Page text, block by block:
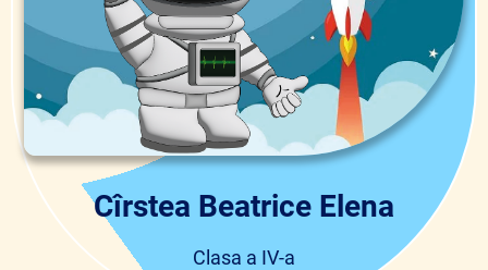
Cîrstea Beatrice Elena
Clasa a IV-a